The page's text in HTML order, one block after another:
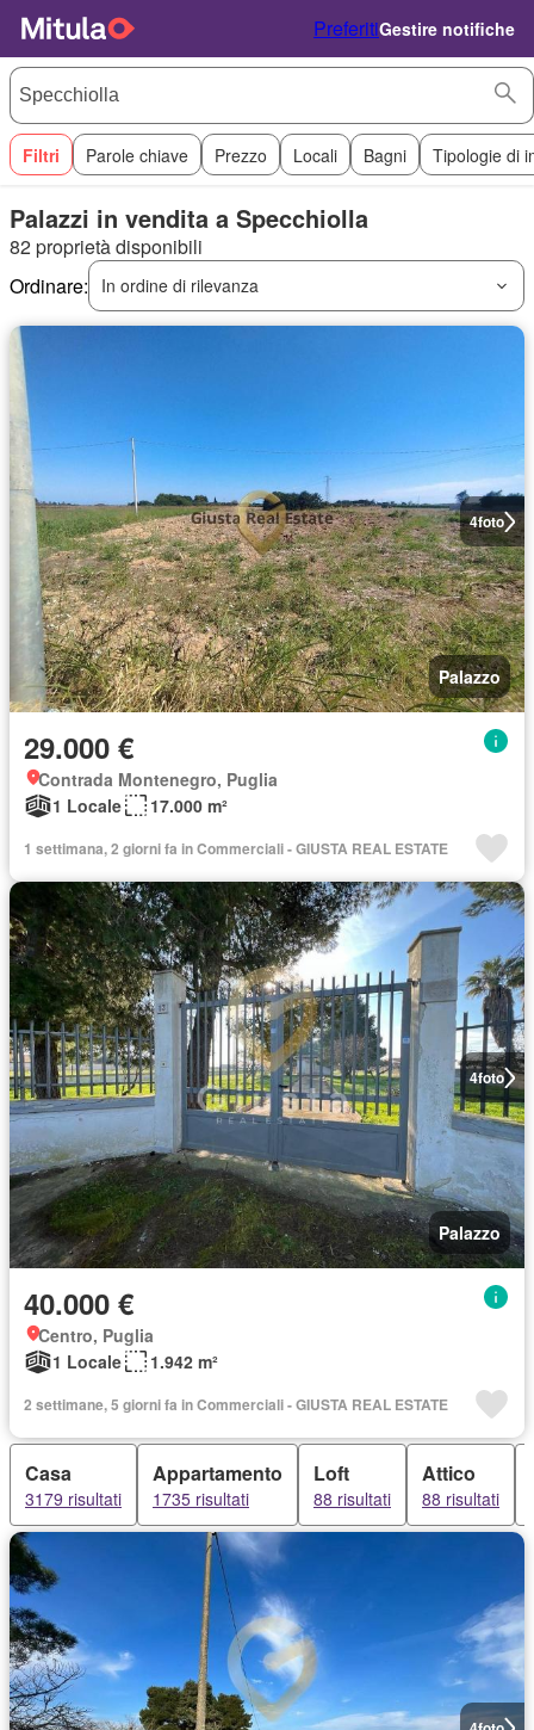
PreferitiGestire notifiche
Filtri Parole chiave Prezzo Locali Bagni Tipologie di
Palazzi in vendita a Specchiolla
82 proprietà disponibili
Ordinare:
In ordine di rilevanza
4foto
Palazzo
29.000 €
Contrada Montenegro, Puglia
1 Locale
17.000 m²
1 settimana, 2 giorni fa in Commerciali - GIUSTA REAL ESTATE
4foto
Palazzo
40.000 €
Centro, Puglia
1 Locale
1.942 m²
2 settimane, 5 giorni fa in Commerciali - GIUSTA REAL ESTATE
Casa
3179 risultati
Appartamento
1735 risultati
Loft
88 risultati
Attico
88 risultati